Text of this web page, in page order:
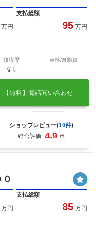
万円
支払総額
95 万円
修復歴
なし
車検/自賠責
―
【無料】電話問い合わせ
ショップレビュー(10件)
総合評価: 4.9 点
万円
支払総額
85 万円